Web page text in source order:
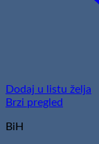
Dodaj u listu želja
Brzi pregled
BiH